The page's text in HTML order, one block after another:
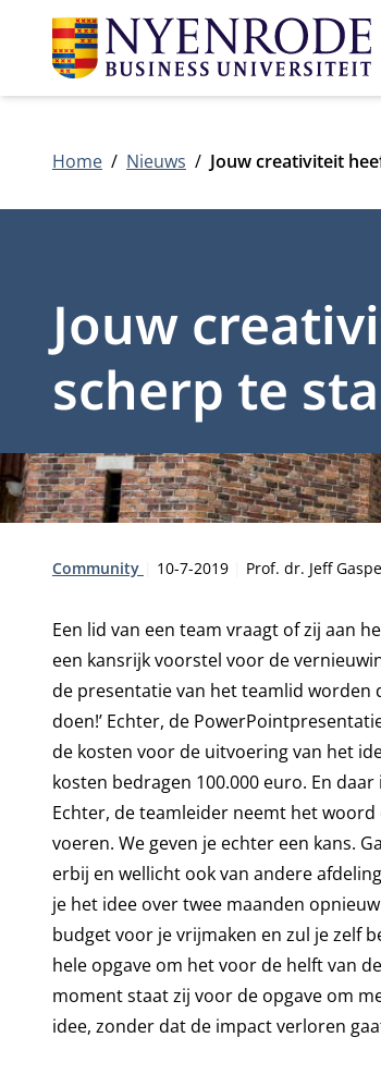
Home Nieuws Jouw creativiteit
Jouw
scherp te
Type:
Community Publicatiedatum:
10-7-2019 Auteur:
Prof. dr. Jeff
Een lid van een team vraagt of zij aan
een kansrijk voorstel voor de
de presentatie van het teamlid worden
doen!’ Echter, de
de kosten voor de uitvoering van het
kosten bedragen 100.000 euro. En
Echter, de teamleider neemt het
voeren. We geven je echter een kans.
erbij en wellicht ook van andere
je het idee over twee maanden
budget voor je vrijmaken en zul je zelf
hele opgave om het voor de helft van
moment staat zij voor de opgave om
idee, zonder dat de impact verloren